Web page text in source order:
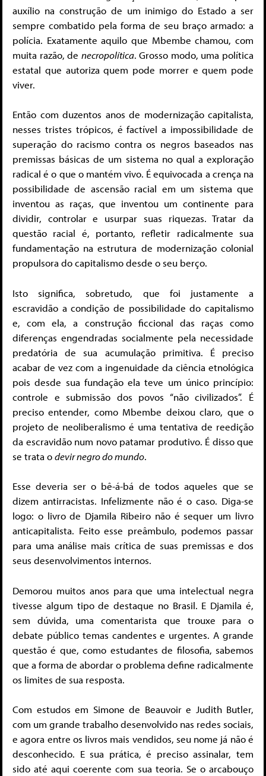
auxílio na construção de um inimigo do Estado a ser
sempre combatido pela forma de seu braço armado: a
polícia. Exatamente aquilo que Mbembe chamou, com
muita razão, de necropolítica. Grosso modo, uma política
estatal que autoriza quem pode morrer e quem pode
viver.
Então com duzentos anos de modernização capitalista,
nesses tristes trópicos, é factível a impossibilidade de
superação do racismo contra os negros baseados nas
premissas básicas de um sistema no qual a exploração
radical é o que o mantém vivo. É equivocada a crença na
possibilidade de ascensão racial em um sistema que
inventou as raças, que inventou um continente para
dividir, controlar e usurpar suas riquezas. Tratar da
questão racial é, portanto, refletir radicalmente sua
fundamentação na estrutura de modernização colonial
propulsora do capitalismo desde o seu berço.
Isto significa, sobretudo, que foi justamente a
escravidão a condição de possibilidade do capitalismo
e, com ela, a construção ficcional das raças como
diferenças engendradas socialmente pela necessidade
predatória de sua acumulação primitiva. É preciso
acabar de vez com a ingenuidade da ciência etnológica
pois desde sua fundação ela teve um único princípio:
controle e submissão dos povos “não civilizados”. É
preciso entender, como Mbembe deixou claro, que o
projeto de neoliberalismo é uma tentativa de reedição
da escravidão num novo patamar produtivo. É disso que
se trata odevir negro do mundo.
Esse deveria ser o bê-á-bá de todos aqueles que se
dizem antirracistas. Infelizmente não é o caso. Diga-se
logo: o livro de Djamila Ribeiro não é sequer um livro
anticapitalista. Feito esse preâmbulo, podemos passar
para uma análise mais crítica de suas premissas e dos
seus desenvolvimentos internos.
Demorou muitos anos para que uma intelectual negra
tivesse algum tipo de destaque no Brasil. E Djamila é,
sem dúvida, uma comentarista que trouxe para o
debate público temas candentes e urgentes. A grande
questão é que, como estudantes de filosofia, sabemos
que a forma de abordar o problema define radicalmente
os limites de sua resposta.
Com estudos em Simone de Beauvoir e Judith Butler,
com um grande trabalho desenvolvido nas redes sociais,
e agora entre os livros mais vendidos, seu nome já não é
desconhecido. E sua prática, é preciso assinalar, tem
sido até aqui coerente com sua teoria. Se o arcabouço